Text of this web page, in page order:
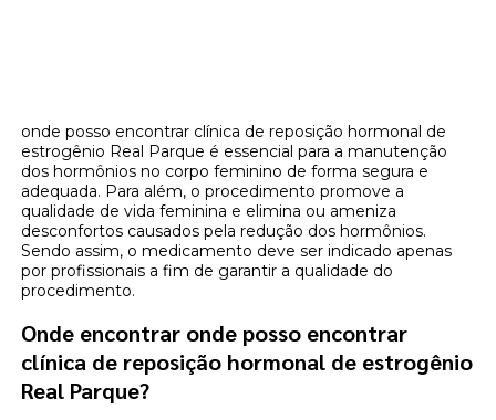
onde posso encontrar clínica de reposição hormonal de
estrogênio Real Parque é essencial para a manutenção
dos hormônios no corpo feminino de forma segura e
adequada. Para além, o procedimento promove a
qualidade de vida feminina e elimina ou ameniza
desconfortos causados pela redução dos hormônios.
Sendo assim, o medicamento deve ser indicado apenas
por profissionais a fim de garantir a qualidade do
procedimento.
Onde encontrar onde posso encontrar
clínica de reposição hormonal de estrogênio
Real Parque?